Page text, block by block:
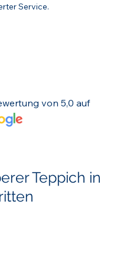
Service.
von 5,0 auf
Teppich in